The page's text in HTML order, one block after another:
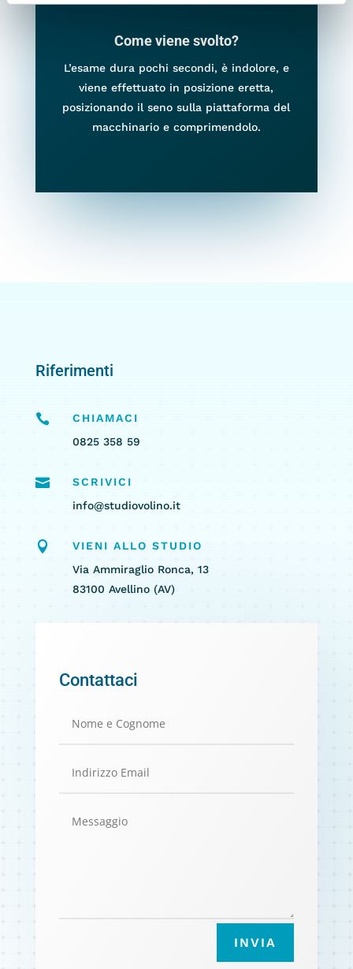
Come viene svolto?
L’esame dura pochi secondi, è indolore, e
viene effettuato in posizione eretta,
posizionando il seno sulla piattaforma del
macchinario e comprimendolo.
Riferimenti

CHIAMACI
0825 358 59

SCRIVICI
info@studiovolino.it

VIENI ALLO STUDIO
Via Ammiraglio Ronca, 13
83100 Avellino (AV)
Contattaci
INVIA